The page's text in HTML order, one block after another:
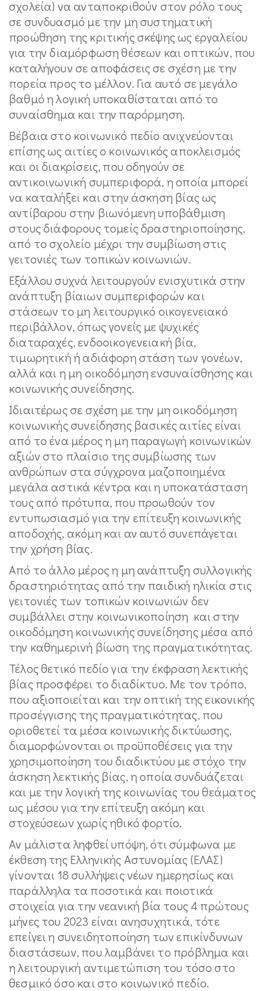
σχολεία) να ανταποκριθούν στον ρόλο τους
σε συνδυασμό με την μη συστηματική
προώθηση της κριτικής σκέψης ως εργαλείου
για την διαμόρφωση θέσεων και οπτικών, που
καταλήγουν σε αποφάσεις σε σχέση με την
πορεία προς το μέλλον. Για αυτό σε μεγάλο
βαθμό η λογική υποκαθίσταται από το
συναίσθημα και την παρόρμηση.
Βέβαια στο κοινωνικό πεδίο ανιχνεύονται
επίσης ως αιτίες ο κοινωνικός αποκλεισμός
και οι διακρίσεις, που οδηγούν σε
αντικοινωνική συμπεριφορά, η οποία μπορεί
να καταλήξει και στην άσκηση βίας ως
αντίβαρου στην βιωνόμενη υποβάθμιση
στους διάφορους τομείς δραστηριοποίησης,
από το σχολείο μέχρι την συμβίωση στις
γειτονιές των τοπικών κοινωνιών.
Εξάλλου συχνά λειτουργούν ενισχυτικά στην
ανάπτυξη βίαιων συμπεριφορών και
στάσεων το μη λειτουργικό οικογενειακό
περιβάλλον, όπως γονείς με ψυχικές
διαταραχές, ενδοοικογενειακή βία,
τιμωρητική ή αδιάφορη στάση των γονέων,
αλλά και η μη οικοδόμηση ενσυναίσθησης και
κοινωνικής συνείδησης.
Ιδιαιτέρως σε σχέση με την μη οικοδόμηση
κοινωνικής συνείδησης βασικές αιτίες είναι
από το ένα μέρος η μη παραγωγή κοινωνικών
αξιών στο πλαίσιο της συμβίωσης των
ανθρώπων στα σύγχρονα μαζοποιημένα
μεγάλα αστικά κέντρα και η υποκατάσταση
τους από πρότυπα, που προωθούν τον
εντυπωσιασμό για την επίτευξη κοινωνικής
αποδοχής, ακόμη και αν αυτό συνεπάγεται
την χρήση βίας.
Από το άλλο μέρος η μη ανάπτυξη συλλογικής
δραστηριότητας από την παιδική ηλικία στις
γειτονιές των τοπικών κοινωνιών δεν
συμβάλλει στην κοινωνικοποίηση και στην
οικοδόμηση κοινωνικής συνείδησης μέσα από
την καθημερινή βίωση της πραγματικότητας.
Τέλος θετικό πεδίο για την έκφραση λεκτικής
βίας προσφέρει το διαδίκτυο. Με τον τρόπο,
που αξιοποιείται και την οπτική της εικονικής
προσέγγισης της πραγματικότητας, που
οριοθετεί τα μέσα κοινωνικής δικτύωσης,
διαμορφώνονται οι προϋποθέσεις για την
χρησιμοποίηση του διαδικτύου με στόχο την
άσκηση λεκτικής βίας, η οποία συνδυάζεται
και με την λογική της κοινωνίας του θεάματος
ως μέσου για την επίτευξη ακόμη και
στοχεύσεων χωρίς ηθικό φορτίο.
Αν μάλιστα ληφθεί υπόψη, ότι σύμφωνα με
έκθεση της Ελληνικής Αστυνομίας (ΕΛΑΣ)
γίνονται 18 συλλήψεις νέων ημερησίως και
παράλληλα τα ποσοτικά και ποιοτικά
στοιχεία για την νεανική βία τους 4 πρώτους
μήνες του 2023 είναι ανησυχητικά, τότε
επείγει η συνειδητοποίηση των επικίνδυνων
διαστάσεων, που λαμβάνει το πρόβλημα και
η λειτουργική αντιμετώπιση του τόσο στο
θεσμικό όσο και στο κοινωνικό πεδίο.